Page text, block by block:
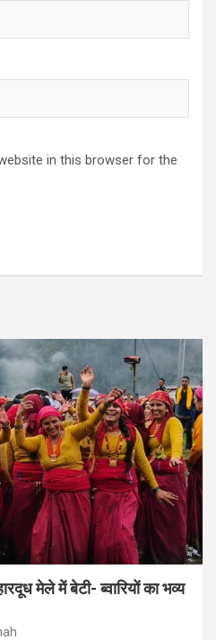
in this browser for the
मेले में बेटी- ब्वारियों का भव्य